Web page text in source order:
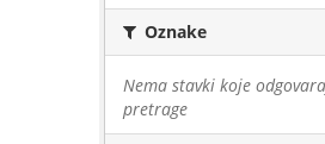
Oznake
Nema stavki koje
pretrage